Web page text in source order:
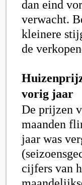
dan eind
verwacht.
kleinere
de
vorig jaar
De prijzen
maanden
jaar was
cijfers van